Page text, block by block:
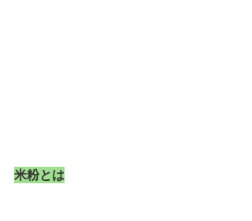
米粉とは